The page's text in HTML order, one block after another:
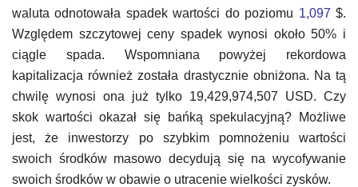
waluta odnotowała spadek wartości do poziomu 1,097 $.
Względem szczytowej ceny spadek wynosi około 50% i
ciągle spada. Wspomniana powyżej rekordowa
kapitalizacja również została drastycznie obniżona. Na tą
chwilę wynosi ona już tylko 19,429,974,507 USD. Czy
skok wartości okazał się bańką spekulacyjną? Możliwe
jest, że inwestorzy po szybkim pomnożeniu wartości
swoich środków masowo decydują się na wycofywanie
swoich środków w obawie o utracenie wielkości zysków.